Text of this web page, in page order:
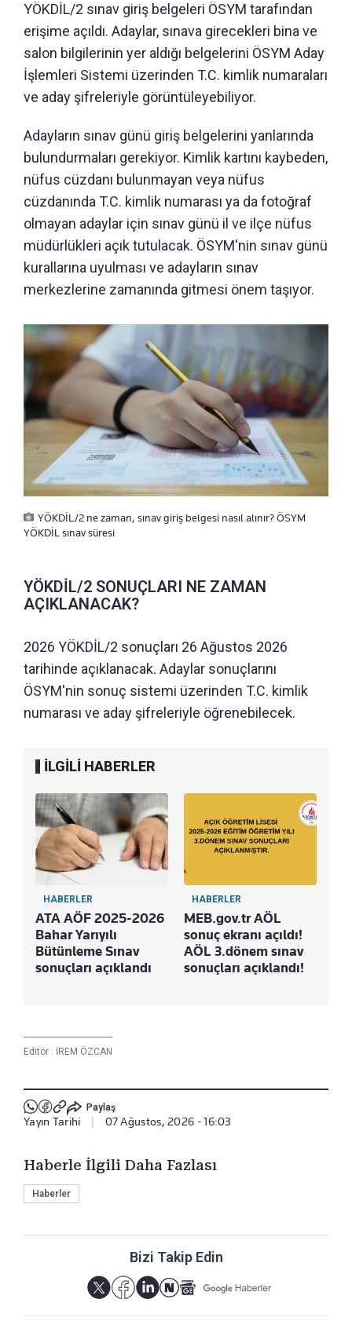
YÖKDİL/2 sınav giriş belgeleri ÖSYM tarafından
erişime açıldı. Adaylar, sınava girecekleri bina ve
salon bilgilerinin yer aldığı belgelerini ÖSYM Aday
İşlemleri Sistemi üzerinden T.C. kimlik numaraları
ve aday şifreleriyle görüntüleyebiliyor.
Adayların sınav günü giriş belgelerini yanlarında
bulundurmaları gerekiyor. Kimlik kartını kaybeden,
nüfus cüzdanı bulunmayan veya nüfus
cüzdanında T.C. kimlik numarası ya da fotoğraf
olmayan adaylar için sınav günü il ve ilçe nüfus
müdürlükleri açık tutulacak. ÖSYM'nin sınav günü
kurallarına uyulması ve adayların sınav
merkezlerine zamanında gitmesi önem taşıyor.
YÖKDİL/2 ne zaman, sınav giriş belgesi nasıl alınır? ÖSYM
YÖKDİL sınav süresi
YÖKDİL/2 SONUÇLARI NE ZAMAN
AÇIKLANACAK?
2026 YÖKDİL/2 sonuçları 26 Ağustos 2026
tarihinde açıklanacak. Adaylar sonuçlarını
ÖSYM'nin sonuç sistemi üzerinden T.C. kimlik
numarası ve aday şifreleriyle öğrenebilecek.
İLGİLİ HABERLER
HABERLER
ATA AÖF 2025-2026
Bahar Yarıyılı
Bütünleme Sınav
sonuçları açıklandı
HABERLER
MEB.gov.tr AÖL
sonuç ekranı açıldı!
AÖL 3.dönem sınav
sonuçları açıklandı!
Editör : İREM ÖZCAN
Paylaş
Yayın Tarihi 07 Ağustos, 2026 - 16:03
Haberle İlgili Daha Fazlası
Haberler
Bizi Takip Edin